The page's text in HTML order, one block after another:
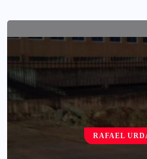
RAFAEL